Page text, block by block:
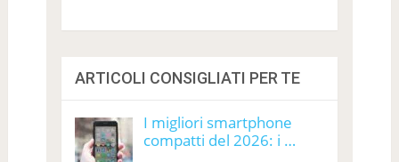
ARTICOLI CONSIGLIATI PER TE
I migliori smartphone
compatti del 2026: i …